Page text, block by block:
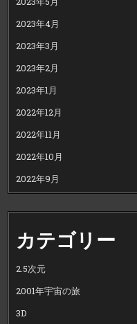
2023年4月
2023年3月
2023年2月
2023年1月
2022年12月
2022年11月
2022年10月
2022年9月
カテゴリー
2.5次元
2001年宇宙の旅
3D